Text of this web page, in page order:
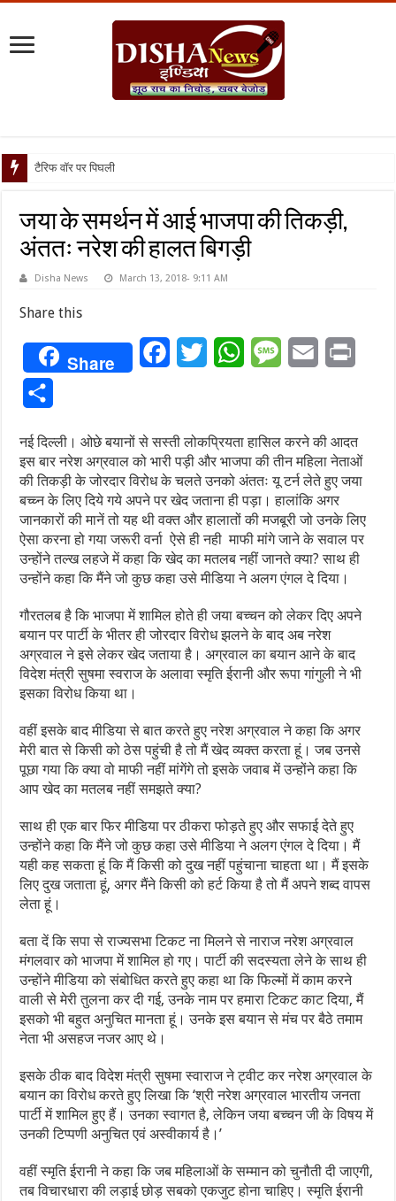
टैरिफ वॉर पर पिघली बर्फ, ट्रंप और मो
जया के समर्थन में आई भाजपा की तिकड़ी,
अंततः नरेश की हालत बिगड़ी
Disha News March 13, 2018- 9:11 AM
Share this
Share FacebookTwitterWhatsAppMessageEmail
नई दिल्ली। ओछे बयानों से सस्ती लोकप्रियता हासिल करने की आदत
इस बार नरेश अग्रवाल को भारी पड़ी और भाजपा की तीन महिला नेताओं
की तिकड़ी के जोरदार विरोध के चलते उनको अंततः यू टर्न लेते हुए जया
बच्च्न के लिए दिये गये अपने पर खेद जताना ही पड़ा। हालांकि अगर
जानकारों की मानें तो यह थी वक्त और हालातों की मजबूरी जो उनके लिए
ऐसा करना हो गया जरूरी वर्ना ऐसे ही नही माफी मांगे जाने के सवाल पर
उन्होंने तल्ख लहजे में कहा कि खेद का मतलब नहीं जानते क्या? साथ ही
उन्होंने कहा कि मैंने जो कुछ कहा उसे मीडिया ने अलग एंगल दे दिया।
गौरतलब है कि भाजपा में शामिल होते ही जया बच्चन को लेकर दिए अपने
बयान पर पार्टी के भीतर ही जोरदार विरोध झलने के बाद अब नरेश
अग्रवाल ने इसे लेकर खेद जताया है। अग्रवाल का बयान आने के बाद
विदेश मंत्री सुषमा स्वराज के अलावा स्मृति ईरानी और रूपा गांगुली ने भी
इसका विरोध किया था।
वहीं इसके बाद मीडिया से बात करते हुए नरेश अग्रवाल ने कहा कि अगर
मेरी बात से किसी को ठेस पहुंची है तो मैं खेद व्यक्त करता हूं। जब उनसे
पूछा गया कि क्या वो माफी नहीं मांगेंगे तो इसके जवाब में उन्होंने कहा कि
आप खेद का मतलब नहीं समझते क्या?
साथ ही एक बार फिर मीडिया पर ठीकरा फोड़ते हुए और सफाई देते हुए
उन्होंने कहा कि मैंने जो कुछ कहा उसे मीडिया ने अलग एंगल दे दिया। मैं
यही कह सकता हूं कि मैं किसी को दुख नहीं पहुंचाना चाहता था। मैं इसके
लिए दुख जताता हूं, अगर मैंने किसी को हर्ट किया है तो मैं अपने शब्द वापस
लेता हूं।
बता दें कि सपा से राज्यसभा टिकट ना मिलने से नाराज नरेश अग्रवाल
मंगलवार को भाजपा में शामिल हो गए। पार्टी की सदस्यता लेने के साथ ही
उन्होंने मीडिया को संबोधित करते हुए कहा था कि फिल्मों में काम करने
वाली से मेरी तुलना कर दी गई, उनके नाम पर हमारा टिकट काट दिया, मैं
इसको भी बहुत अनुचित मानता हूं। उनके इस बयान से मंच पर बैठे तमाम
नेता भी असहज नजर आए थे।
इसके ठीक बाद विदेश मंत्री सुषमा स्वाराज ने ट्वीट कर नरेश अग्रवाल के
बयान का विरोध करते हुए लिखा कि ‘श्री नरेश अग्रवाल भारतीय जनता
पार्टी में शामिल हुए हैं। उनका स्वागत है, लेकिन जया बच्चन जी के विषय में
उनकी टिप्पणी अनुचित एवं अस्वीकार्य है।’
वहीं स्मृति ईरानी ने कहा कि जब महिलाओं के सम्मान को चुनौती दी जाएगी,
तब विचारधारा की लड़ाई छोड़ सबको एकजुट होना चाहिए। स्मृति ईरानी